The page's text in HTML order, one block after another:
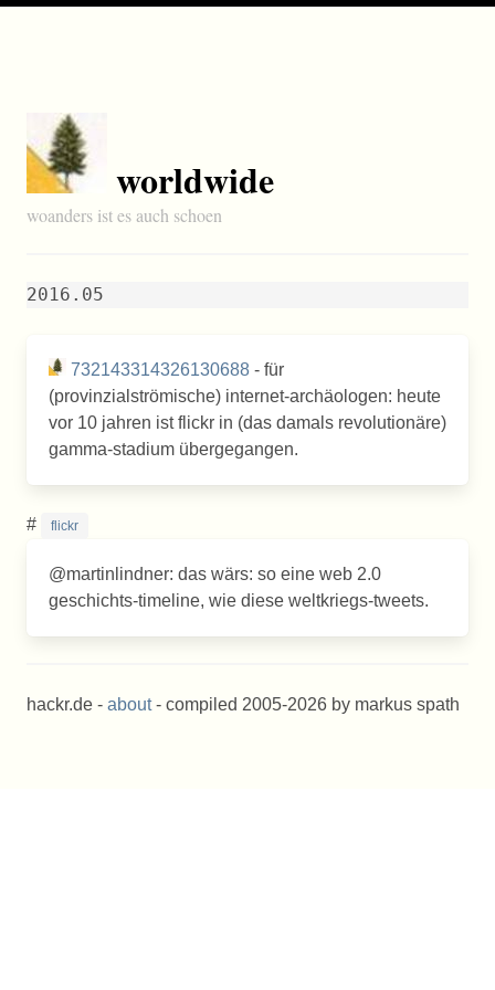
worldwide
woanders ist es auch schoen
2016.05
732143314326130688 - für
(provinzialströmische) internet-archäologen: heute
vor 10 jahren ist flickr in (das damals revolutionäre)
gamma-stadium übergegangen.
# flickr
@martinlindner: das wärs: so eine web 2.0
geschichts-timeline, wie diese weltkriegs-tweets.
hackr.de - about- compiled 2005-2026 by markus spath